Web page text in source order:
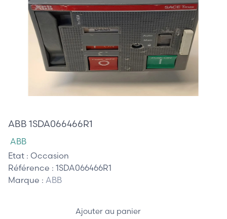
ABB 1SDA066466R1
ABB
Etat : Occasion
Référence : 1SDA066466R1
Marque : ABB
Ajouter au panier